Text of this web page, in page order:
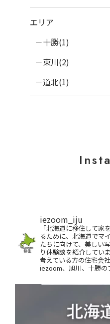
エリア
十勝(1)
東川(2)
道北(1)
iezoom_iju
「北海道に移住して家
るために、北海道でマ
たちに向けて、美しい
り体験談を紹介してい
考えている方の住宅会
iezoom、旭川、十勝の